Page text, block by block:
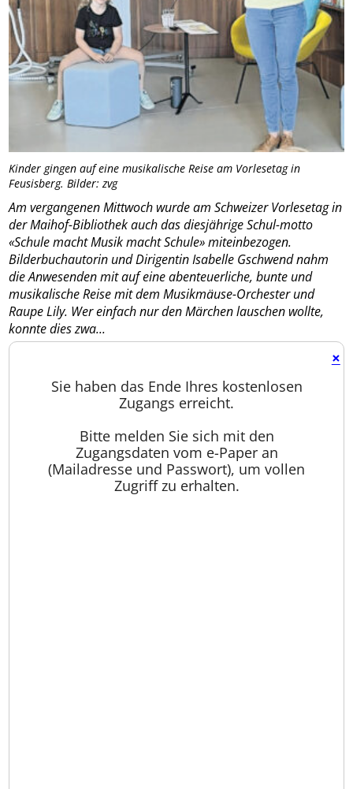
Kinder gingen auf eine musikalische Reise am Vorlesetag in
Feusisberg. Bilder: zvg
Am vergangenen Mittwoch wurde am Schweizer Vorlesetag in
der Maihof-Bibliothek auch das diesjährige Schul-motto
«Schule macht Musik macht Schule» miteinbezogen.
Bilderbuchautorin und Dirigentin Isabelle Gschwend nahm
die Anwesenden mit auf eine abenteuerliche, bunte und
musikalische Reise mit dem Musikmäuse-Orchester und
Raupe Lily. Wer einfach nur den Märchen lauschen wollte,
konnte dies zwa...
×
Sie haben das Ende Ihres kostenlosen
Zugangs erreicht.
Bitte melden Sie sich mit den
Zugangsdaten vom e-Paper an
(Mailadresse und Passwort), um vollen
Zugriff zu erhalten.